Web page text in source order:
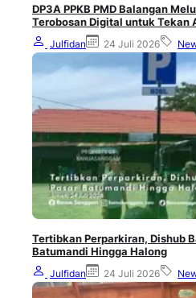
DP3A PPKB PMD Balangan
Terobosan Digital untuk Tekan
Julfidan 24 Juli 2026
Tertibkan Perparkiran, Dishub
Batumandi Hingga Halong
Julfidan 24 Juli 2026